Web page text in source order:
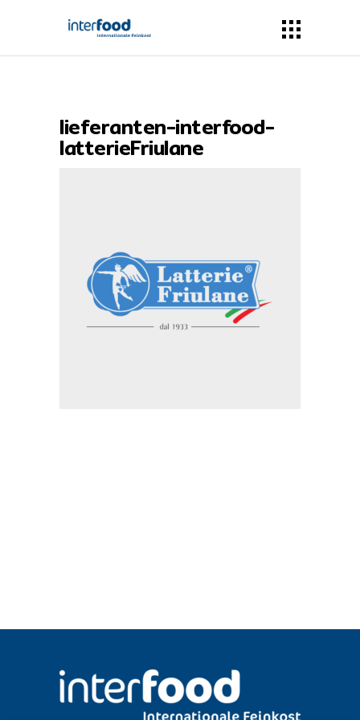
lieferanten-interfood-
latterieFriulane